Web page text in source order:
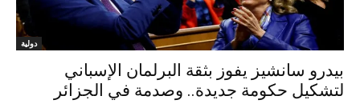
دولية
بيدرو سانشيز يفوز بثقة البرلمان الإسباني
لتشكيل حكومة جديدة.. وصدمة في الجزائر